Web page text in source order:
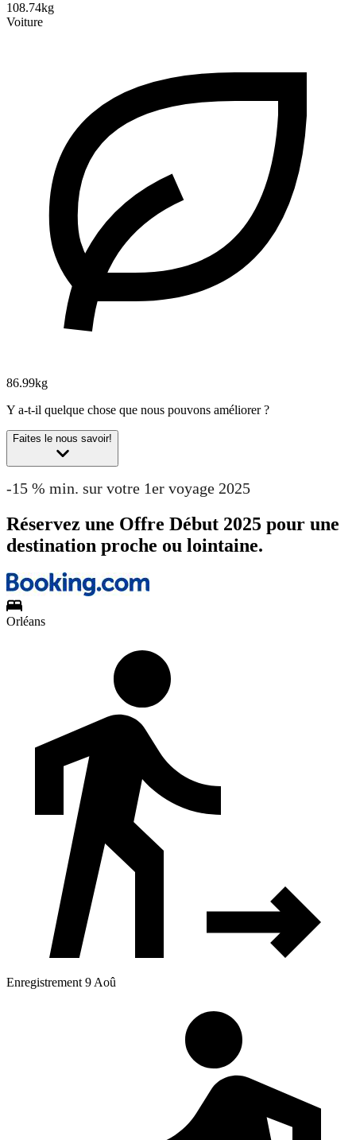
108.74kg
Voiture
86.99kg
Y a-t-il quelque chose que nous pouvons améliorer ?
Faites le nous savoir!
-15 % min. sur votre 1er voyage 2025
Réservez une Offre Début 2025 pour une
destination proche ou lointaine.
Orléans
Enregistrement 9 Aoû